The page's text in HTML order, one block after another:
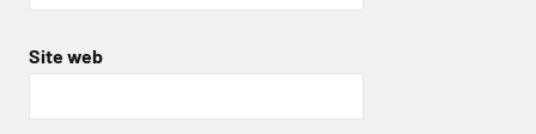
Site web